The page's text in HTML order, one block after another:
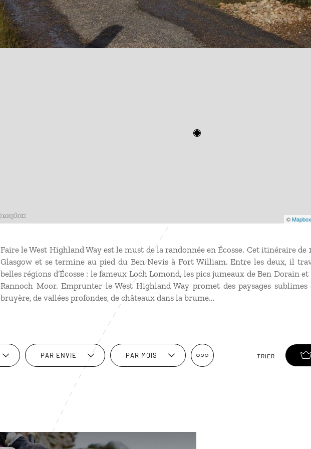
©Mapbox
Faire le West Highland Way est le must de la randonnée en Écosse. Cet itinéraire de
Glasgow et se termine au pied du Ben Nevis à Fort William. Entre les deux, il
belles régions d’Écosse : le fameux Loch Lomond, les pics jumeaux de Ben Dorain
Rannoch Moor. Emprunter le West Highland Way promet des paysages sublimes
bruyère, de vallées profondes, de châteaux dans la brume...
PAR ENVIE PAR MOIS TRIER